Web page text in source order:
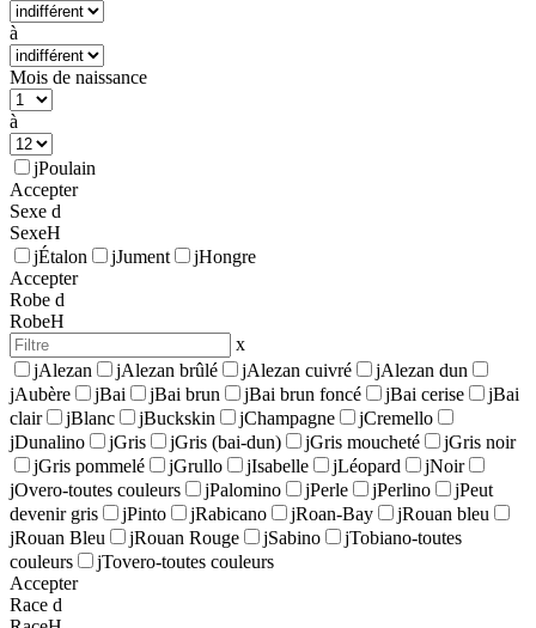
à
Mois de naissance
à
jPoulain
Accepter
Sexe d
SexeH
jÉtalon jJument jHongre
Accepter
Robe d
RobeH
x
jAlezan jAlezan brûlé jAlezan cuivré jAlezan dun
jAubère jBai jBai brun jBai brun foncé jBai cerise jBai
clair
jBlanc jBuckskin jChampagne jCremello
jDunalino jGris jGris (bai-dun) jGris moucheté jGris noir
jGris pommelé jGrullo jIsabelle jLéopard jNoir
jOvero-toutes couleurs jPalomino jPerle jPerlino jPeut
devenir gris
jPinto jRabicano jRoan-Bay jRouan bleu
jRouan Bleu jRouan Rouge jSabino jTobiano-toutes
couleurs
jTovero-toutes couleurs
Accepter
Race d